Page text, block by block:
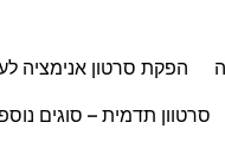
הפקת סרטון אנימציה
סרטוון תדמית – סוגים